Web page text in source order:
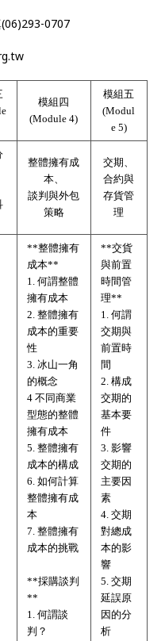
0707
模組四
(Module 4)
模組五
(Modul
e 5)
整體擁有成
本、
談判與外包
策略
交期、
合約與
存貨管
理
**整體擁有
成本**
1. 何謂整體
擁有成本
2. 整體擁有
成本的重要
性
3. 冰山一角
的概念
4 不同商業
型態的整體
擁有成本
5. 整體擁有
成本的構成
6. 如何計算
整體擁有成
本
7. 整體擁有
成本的挑戰
**採購談判
**
1. 何謂談
判？
**交貨
與前置
時間管
理**
1. 何謂
交期與
前置時
間
2. 構成
交期的
基本要
件
3. 影響
交期的
主要因
素
4. 交期
對總成
本的影
響
5. 交期
延誤原
因的分
析